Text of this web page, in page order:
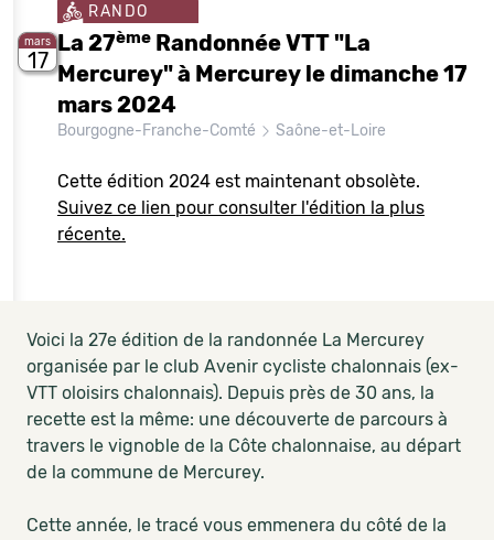
mars
17
RANDO
La 27ème Randonnée VTT "La
Mercurey" à Mercurey le dimanche 17
mars 2024
Bourgogne-Franche-Comté Saône-et-Loire
Cette édition 2024 est maintenant obsolète.
Suivez ce lien pour consulter l'édition la plus
récente.
Voici la 27e édition de la randonnée La Mercurey
organisée par le club Avenir cycliste chalonnais (ex-
VTT oloisirs chalonnais). Depuis près de 30 ans, la
recette est la même: une découverte de parcours à
travers le vignoble de la Côte chalonnaise, au départ
de la commune de Mercurey.
Cette année, le tracé vous emmenera du côté de la